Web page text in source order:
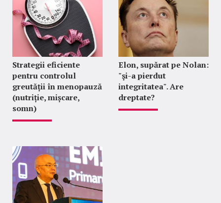
Strategii eficiente
pentru controlul
greutății în menopauză
(nutriție, mișcare,
somn)
Elon, supărat pe Nolan:
"şi-a pierdut
integritatea". Are
dreptate?